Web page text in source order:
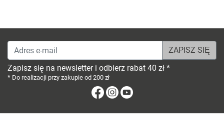
Adres e-mail
Zapisz się na newsletter i odbierz rabat 40 zł *
* Do realizacji przy zakupie od 200 zł
FacebookInstagram